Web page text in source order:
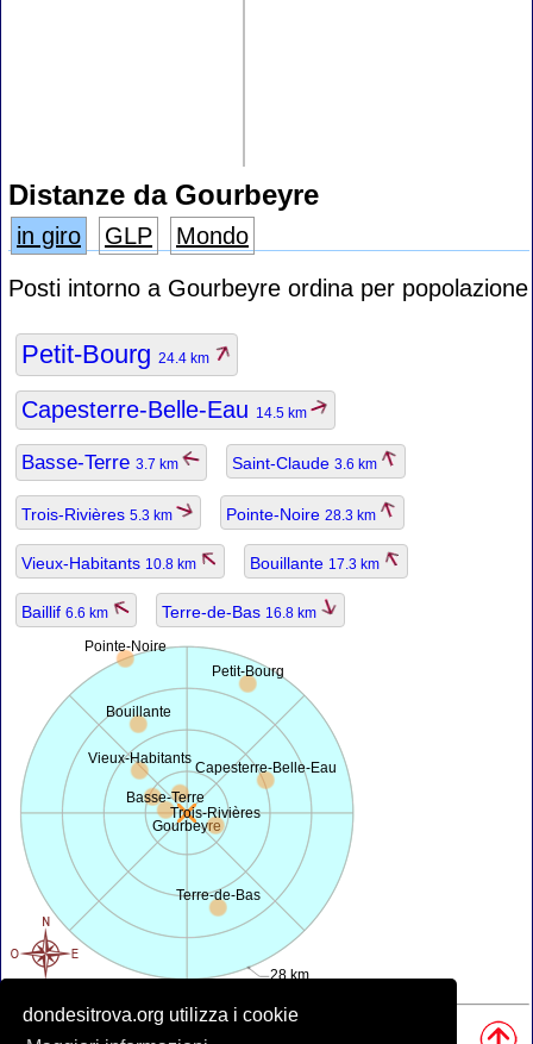
dondesitrova.org utilizza i cookie
Distanze da Gourbeyre
in giro GLP
Mondo
Posti intorno a Gourbeyre ordina per popolazione
Petit-Bourg 24.4 km
Capesterre-Belle-Eau 14.5 km
Basse-Terre 3.7 km Saint-Claude 3.6 km
Trois-Rivières 5.3 km Pointe-Noire 28.3 km
Vieux-Habitants 10.8 km Bouillante 17.3 km
Baillif 6.6 km Terre-de-Bas 16.8 km
Gourbeyre
28 km
Petit-Bourg
Capesterre-Belle-Eau
Basse-Terre
Trois-Rivières
Pointe-Noire
Vieux-Habitants
Bouillante
Terre-de-Bas